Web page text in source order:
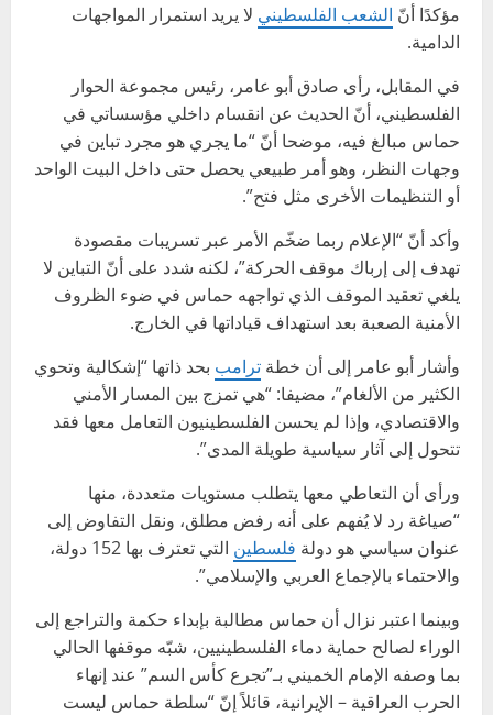
مؤكدًا أنّ الشعب الفلسطيني لا يريد استمرار المواجهات
الدامية.
في المقابل، رأى صادق أبو عامر، رئيس مجموعة الحوار
الفلسطيني، أنّ الحديث عن انقسام داخلي مؤسساتي في
حماس مبالغ فيه، موضحا أنّ “ما يجري هو مجرد تباين في
وجهات النظر، وهو أمر طبيعي يحصل حتى داخل البيت الواحد
أو التنظيمات الأخرى مثل فتح”.
وأكد أنّ “الإعلام ربما ضخّم الأمر عبر تسريبات مقصودة
تهدف إلى إرباك موقف الحركة”، لكنه شدد على أنّ التباين لا
يلغي تعقيد الموقف الذي تواجهه حماس في ضوء الظروف
الأمنية الصعبة بعد استهداف قياداتها في الخارج.
وأشار أبو عامر إلى أن خطة ترامب بحد ذاتها “إشكالية وتحوي
الكثير من الألغام”، مضيفا: “هي تمزج بين المسار الأمني
والاقتصادي، وإذا لم يحسن الفلسطينيون التعامل معها فقد
تتحول إلى آثار سياسية طويلة المدى”.
ورأى أن التعاطي معها يتطلب مستويات متعددة، منها
“صياغة رد لا يُفهم على أنه رفض مطلق، ونقل التفاوض إلى
عنوان سياسي هو دولة فلسطين
التي تعترف بها 152 دولة،
والاحتماء بالإجماع العربي والإسلامي”.
وبينما اعتبر نزال أن حماس مطالبة بإبداء حكمة والتراجع إلى
الوراء لصالح حماية دماء الفلسطينيين، شبّه موقفها الحالي
بما وصفه الإمام الخميني بـ”تجرع كأس السم” عند إنهاء
الحرب العراقية – الإيرانية، قائلاً إنّ “سلطة حماس ليست